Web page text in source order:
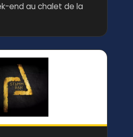
end au chalet de la